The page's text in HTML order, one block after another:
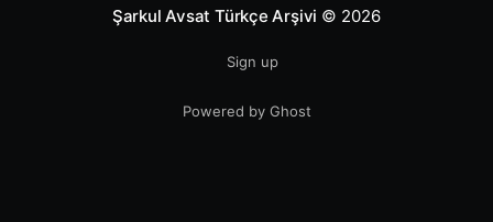
Şarkul Avsat Türkçe Arşivi © 2026
Sign up
Powered by Ghost